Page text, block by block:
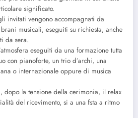
significato.
invitati vengono accompagnati da
musicali, eseguiti su richiesta, anche
da sera.
eseguiti da una formazione tutta
con pianoforte, un trio d’archi, una
o internazionale oppure di musica
dopo la tensione della cerimonia, il relax
del ricevimento, si a una fsta a ritmo